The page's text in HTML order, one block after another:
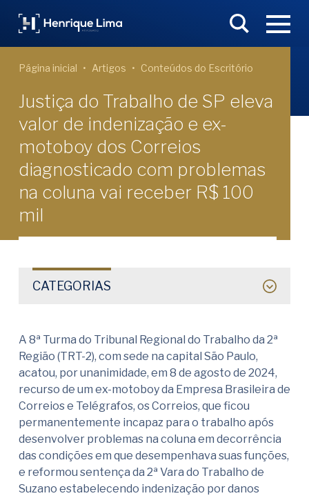
Página inicial Artigos Conteúdos do Escritório
Justiça do Trabalho de SP eleva
valor de indenização e ex-
motoboy dos Correios
diagnosticado com problemas
na coluna vai receber R$ 100
mil
CATEGORIAS
A 8ª Turma do Tribunal Regional do Trabalho da 2ª
Região (TRT-2), com sede na capital São Paulo,
acatou, por unanimidade, em 8 de agosto de 2024,
recurso de um ex-motoboy da Empresa Brasileira de
Correios e Telégrafos, os Correios, que ficou
permanentemente incapaz para o trabalho após
desenvolver problemas na coluna em decorrência
das condições em que desempenhava suas funções,
e reformou sentença da 2ª Vara do Trabalho de
Suzano estabelecendo indenização por danos